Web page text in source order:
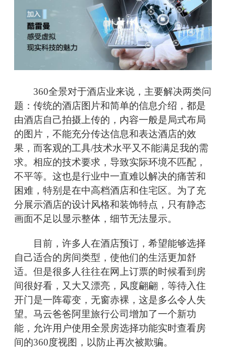
360全景对于酒店业来说，主要解决两类问
题：传统的酒店图片和简单的信息介绍，都是
由酒店自己拍摄上传的，内容一般是局式布局
的图片，不能充分传达信息和表达酒店的效
果，而客观的工具/技术水平又不能满足我的需
求。相应的技术要求，导致实际环境不匹配，
不平等。这也是行业中一直难以解决的痛苦和
困难，特别是在中高档酒店和住宅区。为了充
分展示酒店的设计风格和装饰特点，只有静态
画面不足以显示整体，细节无法显示。
目前，许多人在酒店预订，希望能够选择
自己适合的房间类型，使他们的生活更加舒
适。但是很多人往往在网上订票的时候看到房
间很好看，又大又漂亮，风度翩翩，等待入住
开门是一阵霉变，无窗赤裸，这是多么令人失
望。马云爸爸阿里旅行公司增加了一个新功
能，允许用户使用全景房选择功能实时查看房
间的360度视图，以防止再次被欺骗。